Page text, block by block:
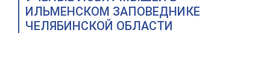
ИЛЬМЕНСКОМ ЗАПОВЕДНИКЕ
ЧЕЛЯБИНСКОЙ ОБЛАСТИ